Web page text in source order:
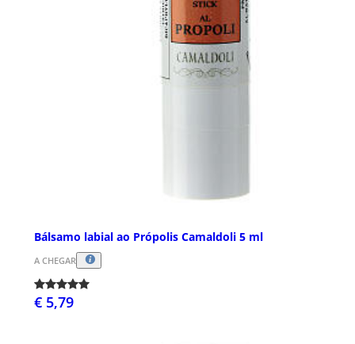
Bálsamo labial ao Própolis Camaldoli 5 ml
A CHEGAR
€ 5,79